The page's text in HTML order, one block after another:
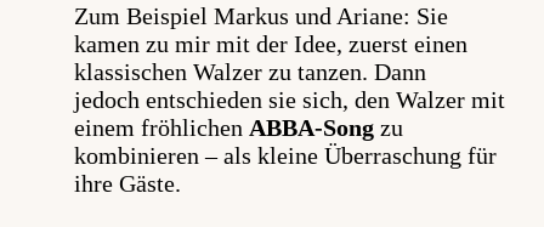
Zum Beispiel Markus und Ariane: Sie
kamen zu mir mit der Idee, zuerst einen
klassischen Walzer zu tanzen. Dann
jedoch entschieden sie sich, den Walzer mit
einem fröhlichen ABBA-Song zu
kombinieren – als kleine Überraschung für
ihre Gäste.